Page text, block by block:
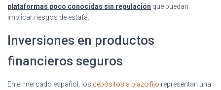
plataformas poco conocidas sin regulación que puedan
implicar riesgos de estafa.
Inversiones en productos
financieros seguros
En el mercado español, los depósitos a plazo fijo representan una